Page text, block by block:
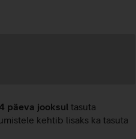
päeva jooksul tasuta
kehtib lisaks ka tasuta